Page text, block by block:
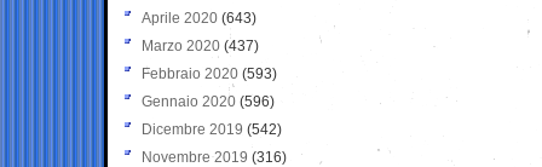
Aprile 2020 (643)
Marzo 2020 (437)
Febbraio 2020 (593)
Gennaio 2020 (596)
Dicembre 2019 (542)
Novembre 2019 (316)